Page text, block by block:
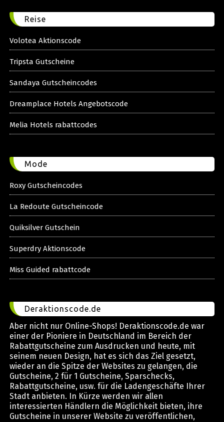
Reise
Volotea Aktionscode
Tripsta Gutscheine
Sandaya Gutscheincodes
Dreamplace Hotels Angebotscode
Melia Hotels rabattcodes
Mode
Roxy Gutscheincodes
La Redoute Gutscheincode
Quiksilver Gutschein
Superdry Aktionscode
Miss Guided rabattcode
Deraktionscode.de
Aber nicht nur Online-Shops! Deraktionscode.de war
einer der Pioniere in Deutschland im Bereich der
Rabattgutscheine zum Ausdrucken und heute, mit
seinem neuen Design, hat es sich das Ziel gesetzt,
wieder an die Spitze der Websites zu gelangen, die
Gutscheine, 2 für 1 Gutscheine, Sparschecks,
Rabattgutscheine, usw. für die Ladengeschäfte Ihrer
Stadt anbieten. In Kürze werden wir allen
interessierten Händlern die Möglichkeit bieten, ihre
Gutscheine in unserer Website zu veröffentlichen,